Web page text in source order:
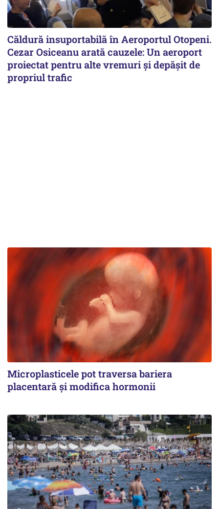
Căldură insuportabilă în Aeroportul Otopeni.
Cezar Osiceanu arată cauzele: Un aeroport
proiectat pentru alte vremuri și depășit de
propriul trafic
Microplasticele pot traversa bariera
placentară și modifica hormonii